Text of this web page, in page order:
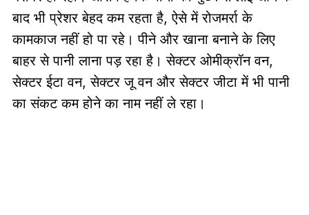
बाद भी प्रेशर बेहद कम रहता है, ऐसे में रोजमर्रा के
कामकाज नहीं हो पा रहे। पीने और खाना बनाने के लिए
बाहर से पानी लाना पड़ रहा है। सेक्टर ओमीक्रॉन वन,
सेक्टर ईटा वन, सेक्टर जू वन और सेक्टर जीटा में भी पानी
का संकट कम होने का नाम नहीं ले रहा।